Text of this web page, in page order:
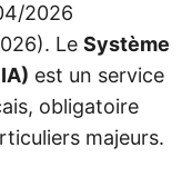
2026
Le Système
est un service
obligatoire
majeurs.